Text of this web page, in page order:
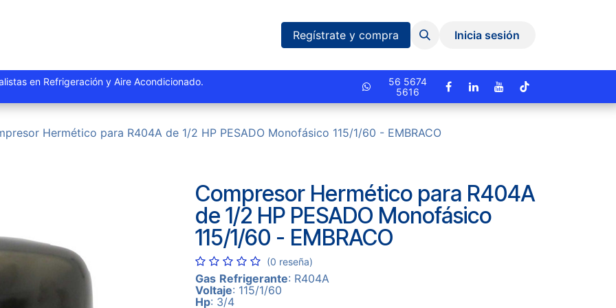
Sucursales Eventos y Capacitaciones Quiniela
Regístrate y compra Inicia sesión
y especialistas en Refrigeración y Aire Acondicionado.
56 5674
5616
Hermético para R404A de 1/2 HP PESADO Monofásico 115/1/60 - EMBRACO
Compresor Hermético para R404A
de 1/2 HP PESADO Monofásico
115/1/60 - EMBRACO
(0 reseña)
Gas Refrigerante: R404A
Voltaje: 115/1/60
Hp: 3/4